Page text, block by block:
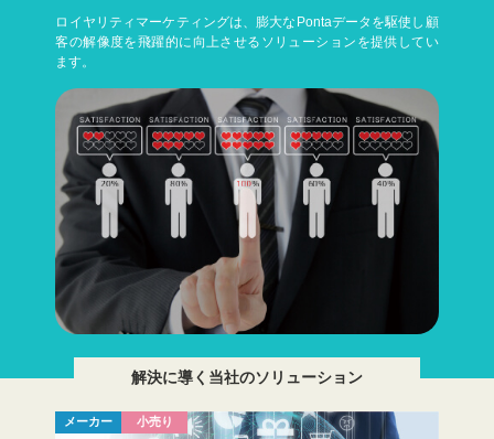
ロイヤリティマーケティングは、膨大なPontaデータを駆使し顧
客の解像度を飛躍的に向上させるソリューションを提供してい
ます。
解決に導く当社のソリューション
メーカー 小売り